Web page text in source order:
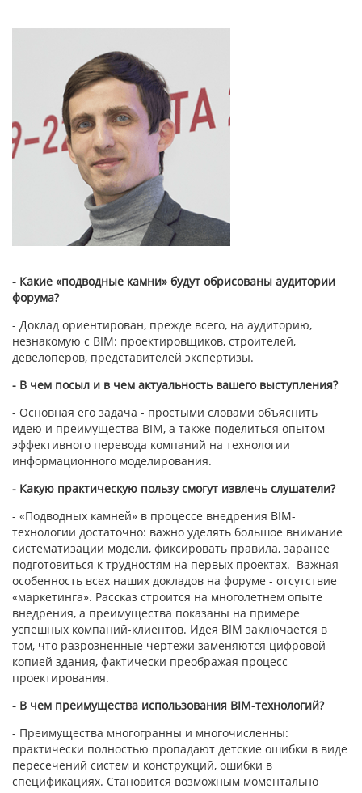
- Какие «подводные камни» будут обрисованы аудитории
форума?
- Доклад ориентирован, прежде всего, на аудиторию,
незнакомую с BIM: проектировщиков, строителей,
девелоперов, представителей экспертизы.
- В чем посыл и в чем актуальность вашего выступления?
- Основная его задача - простыми словами объяснить
идею и преимущества BIM, а также поделиться опытом
эффективного перевода компаний на технологии
информационного моделирования.
- Какую практическую пользу смогут извлечь слушатели?
- «Подводных камней» в процессе внедрения BIM-
технологии достаточно: важно уделять большое внимание
систематизации модели, фиксировать правила, заранее
подготовиться к трудностям на первых проектах. Важная
особенность всех наших докладов на форуме - отсутствие
«маркетинга». Рассказ строится на многолетнем опыте
внедрения, а преимущества показаны на примере
успешных компаний-клиентов. Идея BIM заключается в
том, что разрозненные чертежи заменяются цифровой
копией здания, фактически преображая процесс
проектирования.
- В чем преимущества использования BIM-технологий?
- Преимущества многогранны и многочисленны:
практически полностью пропадают детские ошибки в виде
пересечений систем и конструкций, ошибки в
спецификациях. Становится возможным моментально